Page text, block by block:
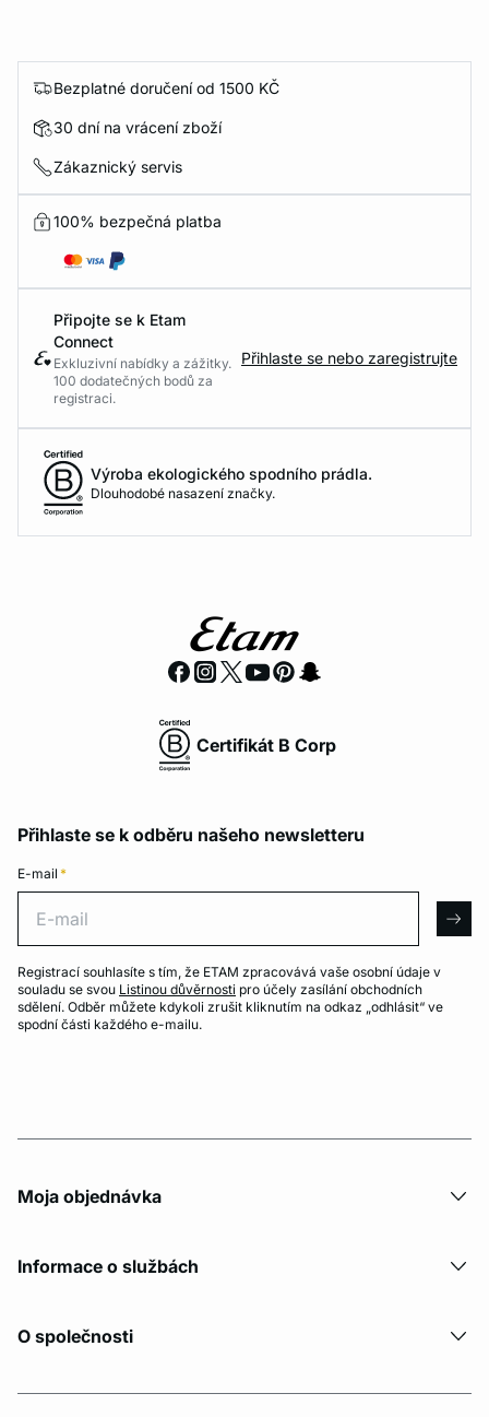
Bezplatné doručení od 1500 KČ
30 dní na vrácení zboží
Zákaznický servis
100% bezpečná platba
Připojte se k Etam
Connect
Exkluzivní nabídky a zážitky.
100 dodatečných bodů za
registraci.
Přihlaste se nebo zaregistrujte
Výroba ekologického spodního prádla.
Dlouhodobé nasazení značky.
Certifikát B Corp
Přihlaste se k odběru našeho newsletteru
E-mail *
Registrací souhlasíte s tím, že ETAM zpracovává vaše osobní údaje v
souladu se svou Listinou důvěrnosti pro účely zasílání obchodních
sdělení. Odběr můžete kdykoli zrušit kliknutím na odkaz „odhlásit“ ve
spodní části každého e-mailu.
Moja objednávka
Informace o službách
O společnosti